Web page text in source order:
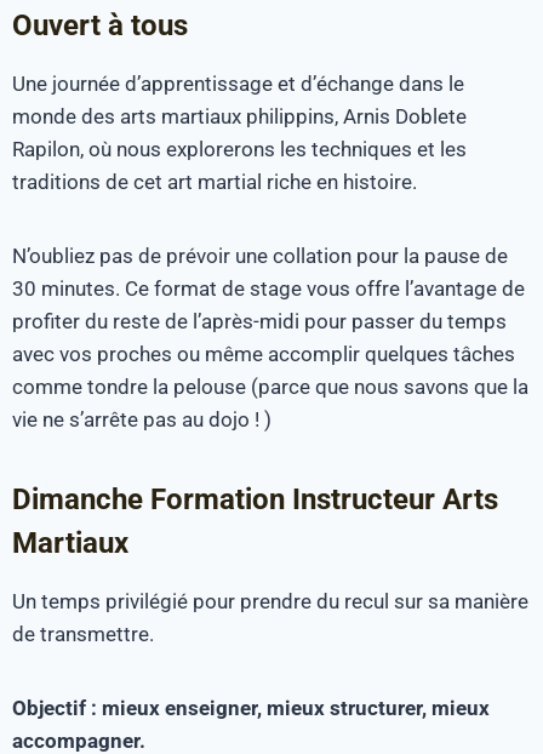
Ouvert à tous
Une journée d’apprentissage et d’échange dans le
monde des arts martiaux philippins, Arnis Doblete
Rapilon, où nous explorerons les techniques et les
traditions de cet art martial riche en histoire.
N’oubliez pas de prévoir une collation pour la pause de
30 minutes. Ce format de stage vous offre l’avantage de
profiter du reste de l’après-midi pour passer du temps
avec vos proches ou même accomplir quelques tâches
comme tondre la pelouse (parce que nous savons que la
vie ne s’arrête pas au dojo ! )
Dimanche Formation Instructeur Arts
Martiaux
Un temps privilégié pour prendre du recul sur sa manière
de transmettre.
Objectif : mieux enseigner, mieux structurer, mieux
accompagner.